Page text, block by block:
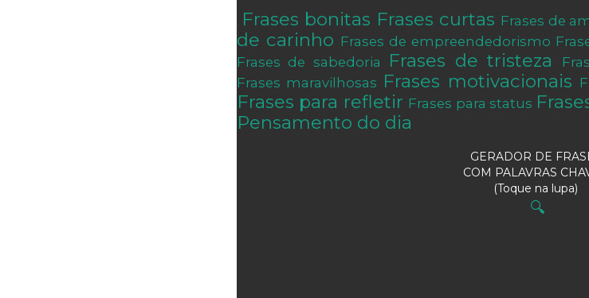
Frases bonitas Frases curtas Frases de
de carinho Frases de empreendedorismo
Frases de sabedoria
Frases de tristeza
Frases maravilhosas Frases motivacionais
Frases para refletir Frases para status
Pensamento do dia
GERADOR DE
COM PALAVRAS
(Toque na lupa)
🔍